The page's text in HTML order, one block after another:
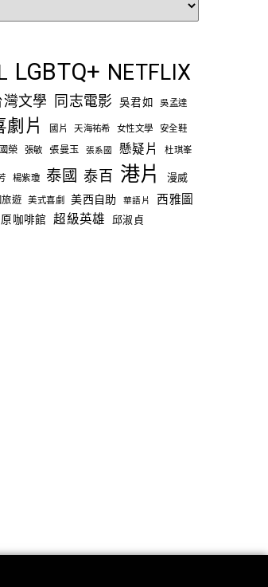
LGBTQ+ NETFLIX
灣文學 同志電影 吳君如 吳孟達
劇片 國片 天海祐希 女性文學 安全鞋
榮 張敏 張曼玉 張系國 懸疑片 杜琪峯
楊紫瓊 泰國 泰百 港片 漫威
旅遊 美式喜劇 美西自助 華語片 西雅圖
咖啡館 超級英雄 邱淑貞